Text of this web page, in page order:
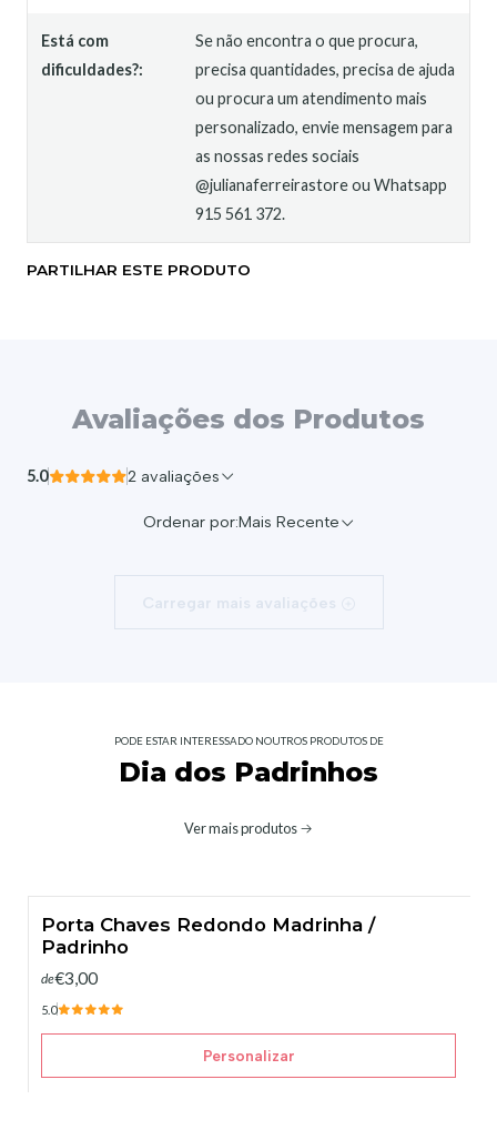
Está com
dificuldades?:
Se não encontra o que procura,
precisa quantidades, precisa de ajuda
ou procura um atendimento mais
personalizado, envie mensagem para
as nossas redes sociais
@julianaferreirastore ou Whatsapp
915 561 372.
PARTILHAR ESTE PRODUTO
Avaliações dos Produtos
5.0 2 avaliações
Ordenar por:Mais Recente
Carregar mais avaliações
PODE ESTAR INTERESSADO NOUTROS PRODUTOS DE
Dia dos Padrinhos
Ver mais produtos
Porta Chaves Redondo Madrinha /
Padrinho
de€3,00
5.0
Personalizar